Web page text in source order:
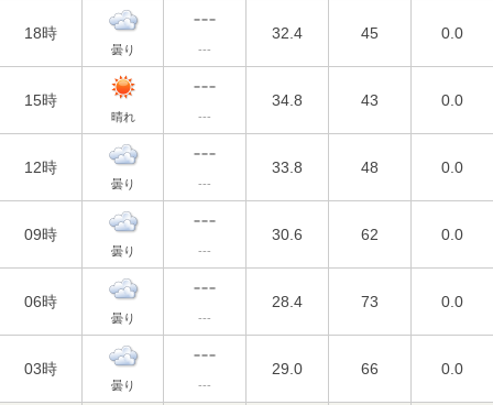
18時
曇り ---
32.4 45 0.0
15時
晴れ ---
34.8 43 0.0
12時
曇り ---
33.8 48 0.0
09時
曇り ---
30.6 62 0.0
06時
曇り ---
28.4 73 0.0
03時
曇り ---
29.0 66 0.0